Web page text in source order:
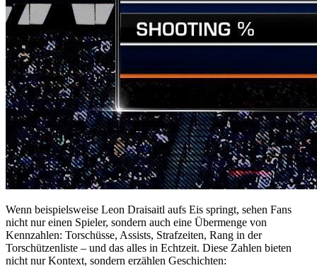
Wenn beispielsweise Leon Draisaitl aufs Eis springt, sehen Fans
nicht nur einen Spieler, sondern auch eine Übermenge von
Kennzahlen: Torschüsse, Assists, Strafzeiten, Rang in der
Torschützenliste – und das alles in Echtzeit. Diese Zahlen bieten
nicht nur Kontext, sondern erzählen Geschichten: